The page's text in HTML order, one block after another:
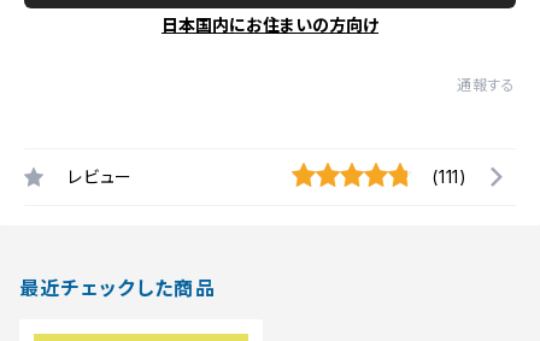
日本国内にお住まいの方向け
通報する
レビュー (111)
最近チェックした商品